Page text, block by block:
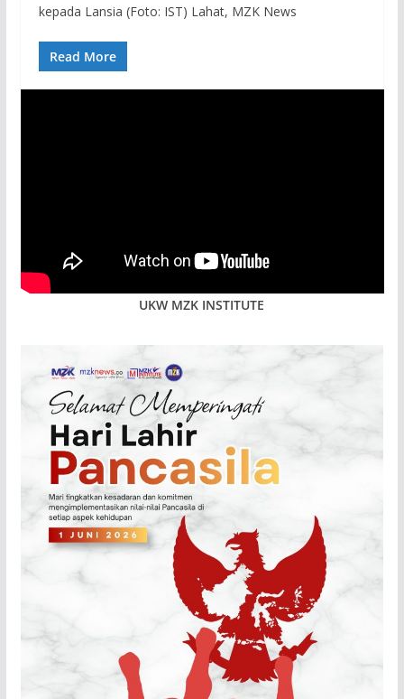
kepada Lansia (Foto: IST) Lahat, MZK News
Read More
UKW MZK INSTITUTE